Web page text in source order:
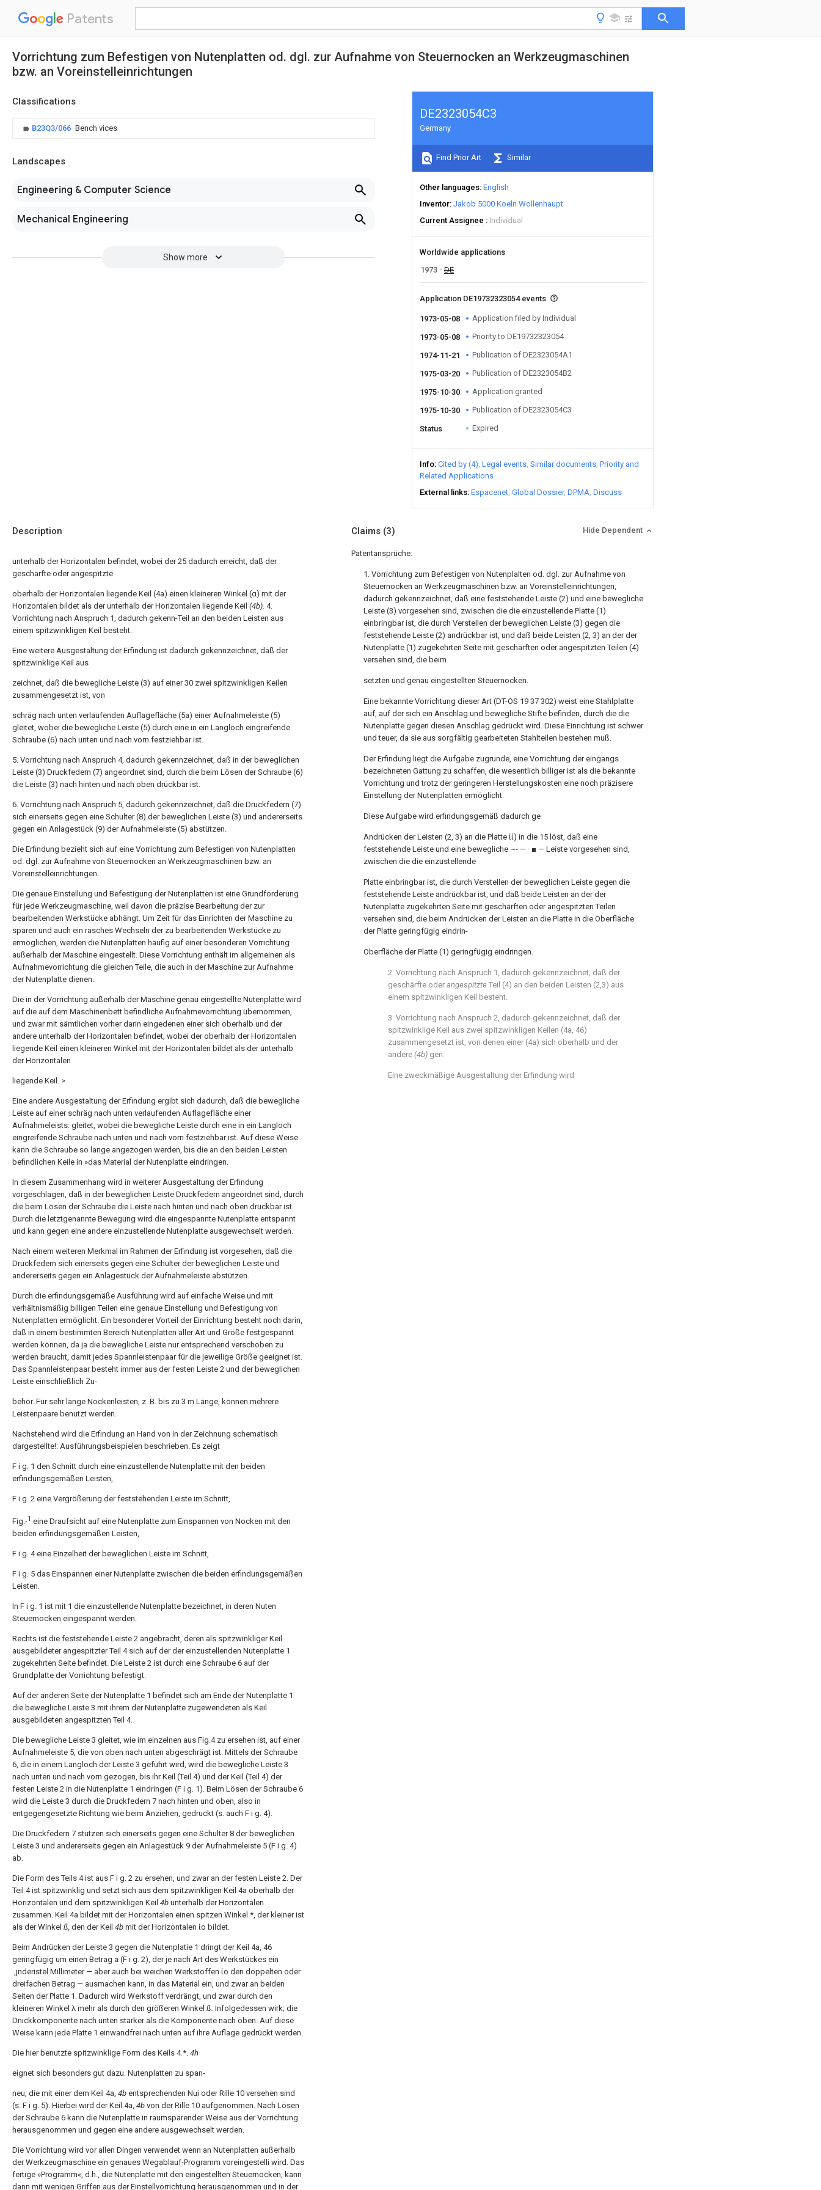
Patents
Vorrichtung zum Befestigen von Nutenplatten od. dgl. zur Aufnahme von Steuernocken an Werkzeugmaschinen
bzw. an Voreinstelleinrichtungen
Classifications
B23Q3/066 Bench vices
Landscapes
Engineering & Computer Science
Mechanical Engineering
Show more
DE2323054C3
Germany
Find Prior Art Similar
Other languages English
Inventor Jakob 5000 Koeln Wollenhaupt
Current Assignee
Individual
Worldwide applications
1973
DE
Application DE19732323054 events
1973-05-08 Application filed by Individual
1973-05-08 Priority to DE19732323054
1974-11-21 Publication of DE2323054A1
1975-03-20 Publication of DE2323054B2
1975-10-30 Application granted
1975-10-30 Publication of DE2323054C3
Status Expired
Info Cited by (4) Legal events Similar documents Priority and
Related Applications
External links Espacenet Global Dossier DPMA Discuss
Description
unterhalb der Horizontalen befindet, wobei der 25 dadurch erreicht, daß der
geschärfte oder angespitzte
oberhalb der Horizontalen liegende Keil (4a) einen kleineren Winkel (α) mit der
Horizontalen bildet als der unterhalb der Horizontalen liegende Keil (4b). 4.
Vorrichtung nach Anspruch 1, dadurch gekenn-Teil an den beiden Leisten aus
einem spitzwinkligen Keil besteht.
Eine weitere Ausgestaltung der Erfindung ist dadurch gekennzeichnet, daß der
spitzwinklige Keil aus
zeichnet, daß die bewegliche Leiste (3) auf einer 30 zwei spitzwinkligen Keilen
zusammengesetzt ist, von
schräg nach unten verlaufenden Auflagefläche (5a) einer Aufnahmeleiste (5)
gleitet, wobei die bewegliche Leiste (5) durch eine in ein Langloch eingreifende
Schraube (6) nach unten und nach vorn festziehbar ist.
5. Vorrichtung nach Anspruch 4, dadurch gekennzeichnet, daß in der beweglichen
Leiste (3) Druckfedern (7) angeordnet sind, durch die beim Lösen der Schraube (6)
die Leiste (3) nach hinten und nach oben drückbar ist.
6. Vorrichtung nach Anspruch 5, dadurch gekennzeichnet, daß die Druckfedern (7)
sich einerseits gegen eine Schulter (8).der beweglichen Leiste (3) und andererseits
gegen ein Anlagestück (9) der Aufnahmeleiste (5) abstützen.
Die Erfindung bezieht sich auf eine Vorrichtung zum Befestigen von Nutenplatten
od. dgl. zur Aufnahme von Steuernocken an Werkzeugmaschinen bzw. an
Voreinstelleinrichtungen.
Die genaue Einstellung und Befestigung der Nutenplatten ist eine Grundforderung
für jede Werkzeugmaschine, weil davon die präzise Bearbeitung der zur
bearbeitenden Werkstücke abhängt. Um Zeit für das Einrichten der Maschine zu
sparen und auch ein rasches Wechseln der zu bearbeitenden Werkstücke zu
ermöglichen, werden die Nutenplatten häufig auf einer besonderen Vorrichtung
außerhalb der Maschine eingestellt. Diese Vorrichtung enthält im allgemeinen als
Aufnahmevorrichtung die gleichen Teile, die auch in der Maschine zur Aufnahme
der Nutenplatte dienen.
Die in der Vorrichtung außerhalb der Maschine genau eingestellte Nutenplatte wird
auf die auf dem Maschinenbett befindliche Aufnahmevorrichtung übernommen,
und zwar mit sämtlichen vorher darin eingedenen einer sich oberhalb und der
andere unterhalb der Horizontalen befindet, wobei der oberhalb der Horizontalen
liegende Keil einen kleineren Winkel mit der Horizontalen bildet als der unterhalb
der Horizontalen
liegende Keil. >
Eine andere Ausgestaltung der Erfindung ergibt sich dadurch, daß die bewegliche
Leiste auf einer schräg nach unten verlaufenden Auflagefläche einer
Aufnahmeleists: gleitet, wobei die bewegliche Leiste durch eine in ein Langloch
eingreifende Schraube nach unten und nach vorn festziehbar ist. Auf diese Weise
kann die Schraube so lange angezogen werden, bis die an den beiden Leisten
befindlichen Keile in »das Material der Nutenplatte eindringen.
In diesem Zusammenhang wird in weiterer Ausgestaltung der Erfindung
vorgeschlagen, daß in der beweglichen Leiste Druckfedern angeordnet sind, durch
die beim Lösen der Schraube die Leiste nach hinten und nach oben drückbar ist.
Durch die letztgenannte Bewegung wird die eingespannte Nutenplatte entspannt
und kann gegen eine andere einzustellende Nutenplatte ausgewechselt werden.
Nach einem weiteren Merkmal im Rahmen der Erfindung ist vorgesehen, daß die
Druckfedern sich einerseits gegen eine Schulter der beweglichen Leiste und
andererseits gegen ein Anlagestück der Aufnahmeleiste abstützen.
Durch die erfindungsgemäße Ausführung wird auf einfache Weise und mit
verhältnismäßig billigen Teilen eine genaue Einstellung und Befestigung von
Nutenplatten ermöglicht. Ein besonderer Vorteil der Einrichtung besteht noch darin,
daß in einem bestimmten Bereich Nutenplatten aller Art und Größe festgespannt
werden können, da ja die bewegliche Leiste nur entsprechend verschoben zu
werden braucht, damit jedes Spannleistenpaar für die jeweilige Größe geeignet ist.
Das Spannleistenpaar besteht immer aus der festen Leiste 2 und der beweglichen
Leiste einschließlich Zu-
behör. Für sehr lange Nockenleisten, z. B. bis zu 3 m Länge, können mehrere
Leistenpaare benutzt werden.
Nachstehend wird die Erfindung an Hand von in der Zeichnung schematisch
dargestellte!: Ausführungsbeispielen beschrieben. Es zeigt
F i g. 1 den Schnitt durch eine einzustellende Nutenplatte mit den beiden
erfindungsgemäßen Leisten,
F i g. 2 eine Vergrößerung der feststehenden Leiste im Schnitt,
Fig.-1 eine Draufsicht auf eine Nutenplatte zum Einspannen von Nocken mit den
beiden erfindungsgemäßen Leisten,
F i g. 4 eine Einzelheit der beweglichen Leiste im Schnitt,
F i g. 5 das Einspannen einer Nutenplatte zwischen die beiden erfindungsgemäßen
Leisten.
In F i g. 1 ist mit 1 die einzustellende Nutenplatte bezeichnet, in deren Nuten
Steuernocken eingespannt werden.
Rechts ist die feststehende Leiste 2 angebracht, deren als spitzwinkliger Keil
ausgebildeter angespitzter Teil 4 sich auf der der einzustellenden Nutenplatte 1
zugekehrten Seite befindet. Die Leiste 2 ist durch eine Schraube 6 auf der
Grundplatte der Vorrichtung befestigt.
Auf der anderen Seite der Nutenplatte 1 befindet sich am Ende der Nutenplatte 1
die bewegliche Leiste 3 mit ihrem der Nutenplatte zugewendeten als Keil
ausgebildeten angespitzten Teil 4.
Die bewegliche Leiste 3 gleitet, wie im einzelnen aus Fig.4 zu ersehen ist, auf einer
Aufnahmeleiste 5, die von oben nach unten abgeschrägt ist. Mittels der Schraube
6, die in einem Langloch der Leiste 3 geführt wird, wird die bewegliche Leiste 3
nach unten und nach vorn gezogen, bis ihr Keil (Teil 4) und der Keil (Teil 4) der
festen Leiste 2 in die Nutenplatte 1 eindringen (F i g. 1). Beim Lösen der Schraube 6
wird die Leiste 3 durch die Druckfedern 7 nach hinten und oben, also in
entgegengesetzte Richtung wie beim Anziehen, gedruckt (s. auch F i g. 4).
Die Druckfedern 7 stützen sich einerseits gegen eine Schulter 8 der beweglichen
Leiste 3 und andererseits gegen ein Anlagestück 9 der Aufnahmeleiste 5 (F i g. 4)
ab.
Die Form des Teils 4 ist aus F i g. 2 zu ersehen, und zwar an der festen Leiste 2. Der
Teil 4 ist spitzwinklig und setzt sich aus dem spitzwinkligen Keil 4a oberhalb der
Horizontalen und dem spitzwinkligen Keil 4b unterhalb der Horizontalen
zusammen. Keil 4a bildet mit der Horizontalen einen spitzen Winkel *, der kleiner ist
als der Winkel ß, den der Keil 4b mit der Horizontalen ίο bildet.
Beim Andrücken der Leiste 3 gegen die Nutenplatie 1 dringt der Keil 4a, 46
geringfügig um einen Betrag a (F i g. 2), der je nach Art des Werkstückes ein
.,jnderistel Millimeter — aber auch bei weichen Werkstoffen ίο den doppelten oder
dreifachen Betrag — ausmachen kann, in das Material ein, und zwar an beiden
Seiten der Platte 1. Dadurch wird Werkstoff verdrängt, und zwar durch den
kleineren Winkel λ mehr als durch den größeren Winkel ß. Infolgedessen wirk; die
Dnickkomponente nach unten stärker als die Komponente nach oben. Auf diese
Weise kann jede Platte 1 einwandfrei nach unten auf ihre Auflage gedrückt werden.
Die hier benutzte spitzwinklige Form des Keils 4.*. 4h
eignet sich besonders gut dazu. Nutenplatten zu span-
neu, die mit einer dem Keil 4a, 4b entsprechenden Nui oder Rille 10 versehen sind
(s. F i g. 5). Hierbei wird der Keil 4a, 4b von der Rille 10 aufgenommen. Nach Lösen
der Schraube 6 kann die Nutenplatte in raumsparender Weise aus der Vorrichtung
herausgenommen und gegen eine andere ausgewechselt werden.
Die Vorrichtung wird vor allen Dingen verwendet wenn an Nutenplatten außerhalb
der Werkzeugmaschine ein genaues Wegablauf-Programm voreingestelli wird. Das
fertige »Programm«, d.h., die Nutenplatte mit den eingestellten Steuernocken, kann
dann mit wenigen Griffen aus der Einstellvorrichtung herausgenommen und in der
Claims (3) Hide Dependent
Patentansprüche:
1. Vorrichtung zum Befestigen von Nutenplalten od. dgl. zur Aufnahme von
Steuernocken an Werkzeugmaschinen bzw. an Voreinstelleinrichtungen,
dadurch gekennzeichnet, daß eine feststehende Leiste (2) und eine bewegliche
Leiste (3) vorgesehen sind, zwischen die die einzustellende Platte (1)
einbringbar ist, die durch Verstellen der beweglichen Leiste (3) gegen die
feststehende Leiste (2) andrückbar ist, und daß beide Leisten (2, 3) an der der
Nutenplatte (1) zugekehrten Seite mit geschärften oder angespitzten Teilen (4)
versehen sind, die beim
setzten und genau eingestellten Steuernocken.
Eine bekannte Vorrichtung dieser Art (DT-OS 19 37 302) weist eine Stahlplatte
auf, auf der sich ein Anschlag und bewegliche Stifte befinden, durch die die
Nutenplatte gegen diesen Anschlag gedrückt wird. Diese Einrichtung ist schwer
und teuer, da sie aus sorgfältig gearbeiteten Stahlteilen bestehen muß.
Der Erfindung liegt die Aufgabe zugrunde, eine Vorrichtung der eingangs
bezeichneten Gattung zu schaffen, die wesentlich billiger ist als die bekannte
Vorrichtung und trotz der geringeren Herstellungskosten eine noch präzisere
Einstellung der Nutenplatten ermöglicht.
Diese Aufgabe wird erfindungsgemäß dadurch ge
Andrücken der Leisten (2, 3) an die Platte ίί) in die 15 löst, daß eine
feststehende Leiste und eine bewegliche ~- — · ■ — Leiste vorgesehen sind,
zwischen die die einzustellende
Platte einbringbar ist, die durch Verstellen der beweglichen Leiste gegen die
feststehende Leiste andrückbar ist, und daß beide Leisten an der der
Nutenplatte zugekehrten Seite mit geschärften oder angespitzten Teilen
versehen sind, die beim Andrücken der Leisten an die Platte in die Oberfläche
der Platte geringfügig eindrin-
Oberfläche der Platte (1) geringfügig eindringen.
2. Vorrichtung nach Anspruch 1, dadurch gekennzeichnet, daß der
geschärfte oder angespitzte Teil (4) an den beiden Leisten (2,3) aus
einem spitzwinkligen Keil besteht.
3. Vorrichtung nach Anspruch 2, dadurch gekennzeichnet, daß der
spitzwinklige Keil aus zwei spitzwinkligen Keilen (4a, 46)
zusammengesetzt ist, von denen einer (4a) sich oberhalb und der
andere (4b) gen.
Eine zweckmäßige Ausgestaltung der Erfindung wird